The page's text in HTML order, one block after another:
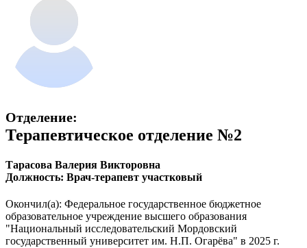
Отделение:
Терапевтическое отделение №2
Тарасова Валерия Викторовна
Должность: Врач-терапевт участковый
Окончил(а): Федеральное государственное бюджетное
образовательное учреждение высшего образования
"Национальный исследовательский Мордовский
государственный университет им. Н.П. Огарёва" в 2025 г.